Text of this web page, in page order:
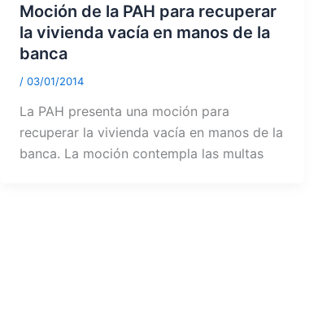
Moción de la PAH para recuperar
la vivienda vacía en manos de la
banca
/03/01/2014
La PAH presenta una moción para
recuperar la vivienda vacía en manos de la
banca. La moción contempla las multas